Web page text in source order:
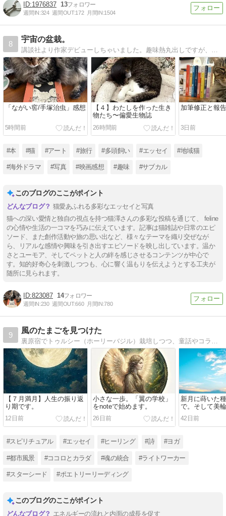
1976837 13
週間IN:324 週間OUT:172 月間IN:1504
8
宇宙の盆栽。
講談社より作家デビューしちゃいました。趣味熱丸出しですが、ホロリ話やら笑い話と、「小さな幸せ」、お届け致します。
「ながい窖/手塚治虫」感想
5時間前
【４】わたしを作った生き
物たち〜偏愛生物誌
26時間前
加筆修正と報告
3日前
#本 #猫 #アート #旅行 #多頭飼い #エッセイ #地域猫
#海外ドラマ #写真 #映画感想 #趣味 #サブカル
このブログのここがポイント
猫愛あふれる多彩なエッセイと写真
猫への深い愛情と独自の視点を持つ猫澤さんの多彩な投稿を通じて、 feline
の心情や生活の一コマを巧みに伝えています。記事は猫雑誌や日常のエピ
ソード、また創作活動や旅の思い出など、様々なテーマを織り交ぜなが
ら、リアルな感情や興味を引き出すエピソードを映し出しています。温か
さとユーモア、そしてペットと人の絆を感じさせるコンテンツが中心で
す。知的好奇心を刺激しつつも、心に響く温もりを伝えようとする工夫が
随所に見られます。
823087 14
週間IN:230 週間OUT:660 月間IN:780
9
風のたまごを見つけた
【７月満月】人生の振り返
り期です。
12日前
小さな一歩。「翼の学校」
をnoteで始めます。
26日前
新月に蒔いた
で。そして美
42日前
#スピリチュアル #エッセイ #ヒーリング #詩 #ヨガ
#都市風景 #ココロとカラダ #魂の統合 #ライトワーカー
#スターシード #ポエトリーリーディング
このブログのここがポイント
エネルギーの流れと内面の成長を促す